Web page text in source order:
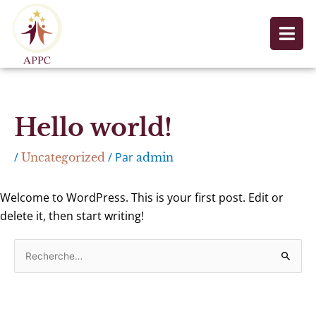
Aller
contenu
Hello world!
/ Uncategorized / Par admin
Welcome to WordPress. This is your first post. Edit or
delete it, then start writing!
e